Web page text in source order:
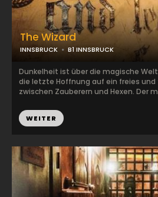
The Wizard
INNSBRUCK B1 INNSBRUCK
Dunkelheit ist über die magische
die letzte Hoffnung auf ein freies und
zwischen Zauberern und Hexen. Der
WEITER